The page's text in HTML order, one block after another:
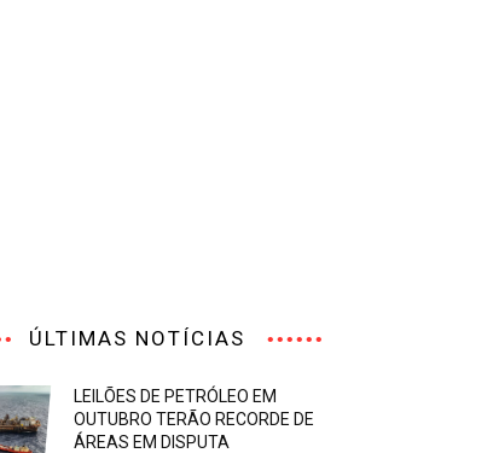
ÚLTIMAS NOTÍCIAS
LEILÕES DE PETRÓLEO EM
OUTUBRO TERÃO RECORDE DE
ÁREAS EM DISPUTA